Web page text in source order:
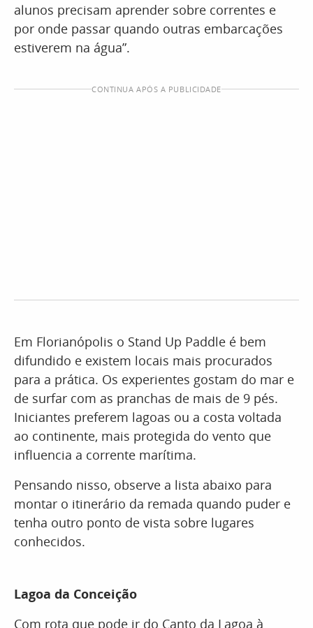
alunos precisam aprender sobre correntes e
por onde passar quando outras embarcações
estiverem na água”.
CONTINUA APÓS A PUBLICIDADE
Em Florianópolis o Stand Up Paddle é bem
difundido e existem locais mais procurados
para a prática. Os experientes gostam do mar e
de surfar com as pranchas de mais de 9 pés.
Iniciantes preferem lagoas ou a costa voltada
ao continente, mais protegida do vento que
influencia a corrente marítima.
Pensando nisso, observe a lista abaixo para
montar o itinerário da remada quando puder e
tenha outro ponto de vista sobre lugares
conhecidos.
Lagoa da Conceição
Com rota que pode ir do Canto da Lagoa à